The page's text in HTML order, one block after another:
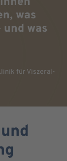
was
was
für Viszeral-